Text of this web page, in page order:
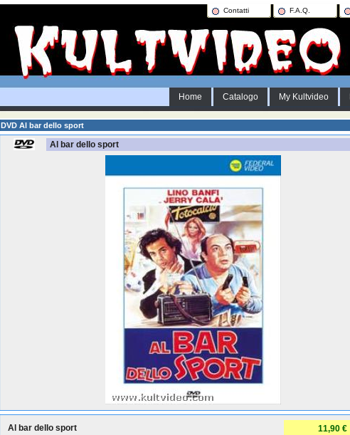
Contatti F.A.Q.
Home Catalogo My Kultvideo
DVD Al bar dello sport
Al bar dello sport
Al bar dello sport 11,90 €